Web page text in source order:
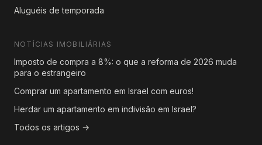
Aluguéis de temporada
NOTÍCIAS IMOBILIÁRIAS
Imposto de compra a 8%: o que a reforma de 2026 muda
para o estrangeiro
Comprar um apartamento em Israel com euros!
Herdar um apartamento em indivisão em Israel?
Todos os artigos →